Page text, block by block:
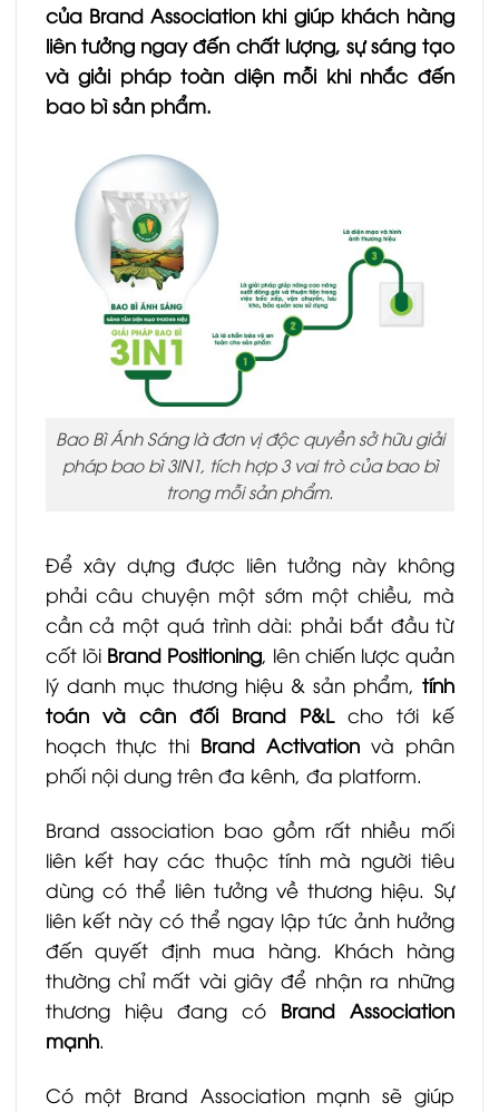
của Brand Association khi giúp khách hàng
liên tưởng ngay đến chất lượng, sự sáng tạo
và giải pháp toàn diện mỗi khi nhắc đến
bao bì sản phẩm.
Bao Bì Ánh Sáng là đơn vị độc quyền sở hữu giải
pháp bao bì 3IN1, tích hợp 3 vai trò của bao bì
trong mỗi sản phẩm.
Để xây dựng được liên tưởng này không
phải câu chuyện một sớm một chiều, mà
cần cả một quá trình dài: phải bắt đầu từ
cốt lõi Brand Positioning, lên chiến lược quản
lý danh mục thương hiệu & sản phẩm, tính
toán và cân đối Brand P&Lcho tới kế
hoạch thực thi Brand Activationvà phân
phối nội dung trên đa kênh, đa platform.
Brand association bao gồm rất nhiều mối
liên kết hay các thuộc tính mà người tiêu
dùng có thể liên tưởng về thương hiệu. Sự
liên kết này có thể ngay lập tức ảnh hưởng
đến quyết định mua hàng. Khách hàng
thường chỉ mất vài giây để nhận ra những
thương hiệu đang có Brand Association
mạnh.
Có một Brand Association mạnh sẽ giúp